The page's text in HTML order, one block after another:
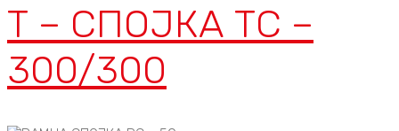
Т – СПОЈКА ТС –
300/300